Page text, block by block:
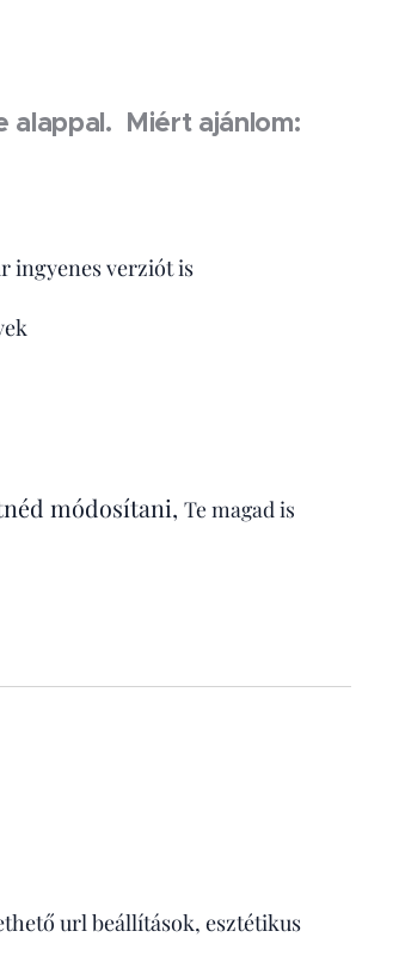
alappal. Miért ajánlom:
ingyenes verziót is
módosítani, Te magad is
url beállítások, esztétikus